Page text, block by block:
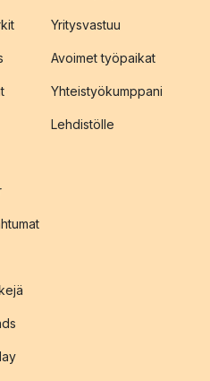
Yritysvastuu
Avoimet työpaikat
Yhteistyökumppani
Lehdistölle